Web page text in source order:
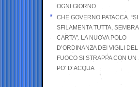
OGNI GIORNO
CHE GOVERNO PATACCA. “SI
SFILAMENTA TUTTA, SEMBRA
CARTA”. LA NUOVA POLO
D’ORDINANZA DEI VIGILI DEL
FUOCO SI STRAPPA CON UN
PO’ D’ACQUA